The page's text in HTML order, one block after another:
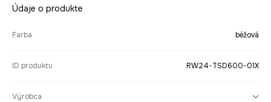
Údaje o produkte
Farba béžová
ID produktu RW24-TSD600-01X
Výrobca